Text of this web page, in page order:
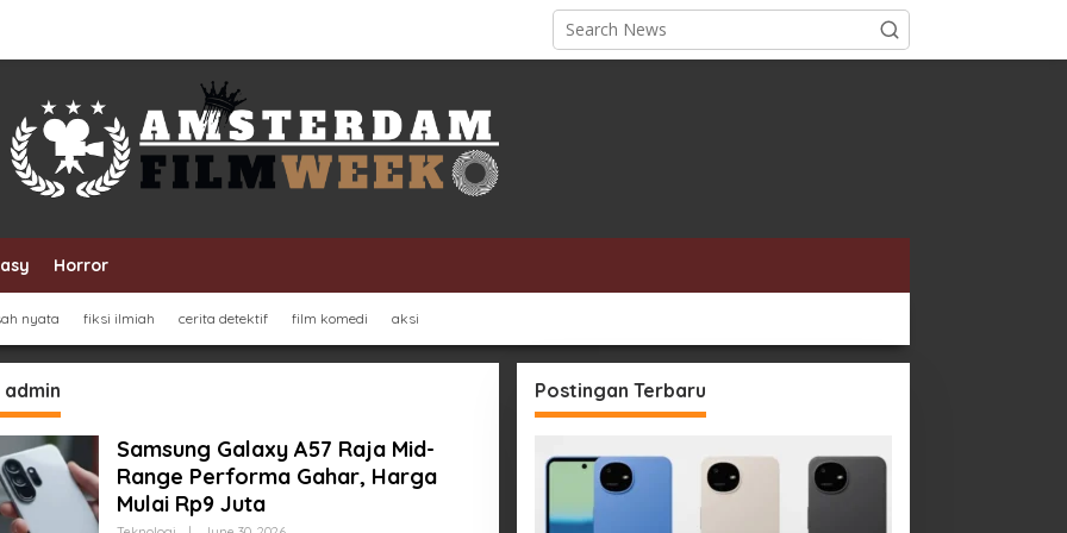
Horror
nyata fiksi ilmiah cerita detektif film komedi aksi
admin
Samsung Galaxy A57 Raja Mid-
Range Performa Gahar, Harga
Mulai Rp9 Juta
Postingan Terbaru